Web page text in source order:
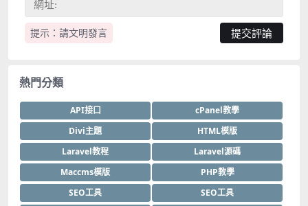
提示：請文明發言
熱門分類
API接口
cPanel教學
Divi主題
HTML模版
Laravel教程
Laravel源碼
Maccms模版
PHP教學
SEO工具
SEO工具